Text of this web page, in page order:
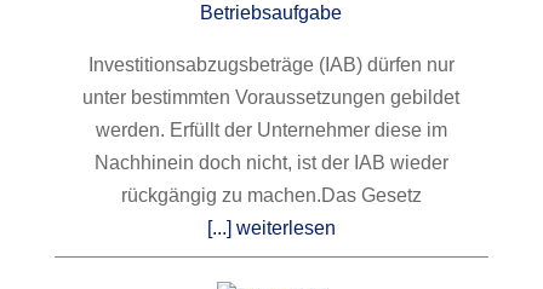
Betriebsaufgabe
Investitionsabzugsbeträge (IAB) dürfen nur
unter bestimmten Voraussetzungen gebildet
werden. Erfüllt der Unternehmer diese im
Nachhinein doch nicht, ist der IAB wieder
rückgängig zu machen.Das Gesetz
[...] weiterlesen